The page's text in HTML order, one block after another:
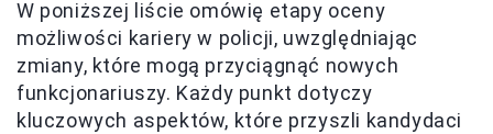
W poniższej liście omówię etapy oceny
możliwości kariery w policji, uwzględniając
zmiany, które mogą przyciągnąć nowych
funkcjonariuszy. Każdy punkt dotyczy
kluczowych aspektów, które przyszli kandydaci